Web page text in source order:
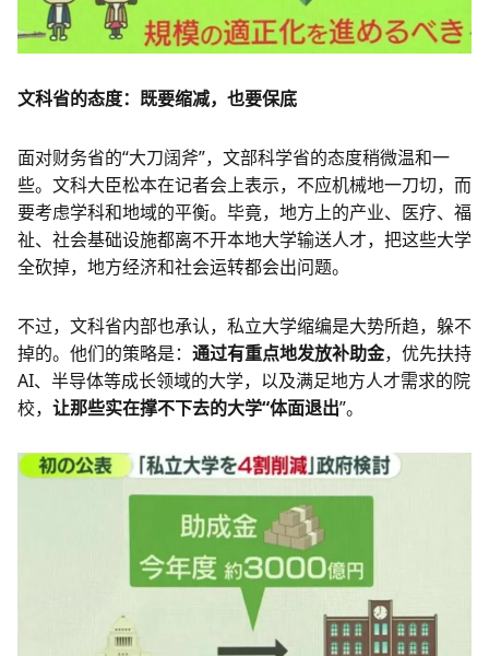
文科省的态度：既要缩减，也要保底
面对财务省的“大刀阔斧”，文部科学省的态度稍微温和一
些。文科大臣松本在记者会上表示，不应机械地一刀切，而
要考虑学科和地域的平衡。毕竟，地方上的产业、医疗、福
祉、社会基础设施都离不开本地大学输送人才，把这些大学
全砍掉，地方经济和社会运转都会出问题。
不过，文科省内部也承认，私立大学缩编是大势所趋，躲不
掉的。他们的策略是： 通过有重点地发放补助金，优先扶持
AI、半导体等成长领域的大学，以及满足地方人才需求的院
校， 让那些实在撑不下去的大学“体面退出”。